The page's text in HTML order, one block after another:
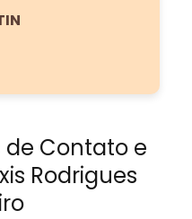
Contato e
Rodrigues